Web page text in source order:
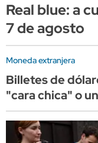
Real blue: a
7 de agosto
Moneda extranjera
Billetes de
"cara chica" o